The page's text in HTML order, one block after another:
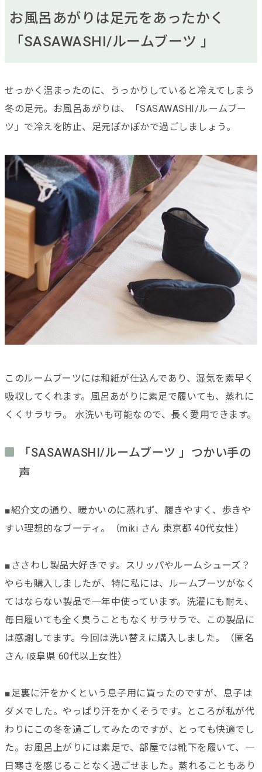
お風呂あがりは足元をあったかく
「SASAWASHI/ルームブーツ 」
せっかく温まったのに、うっかりしていると冷えてしまう
冬の足元。お風呂あがりは、「SASAWASHI/ルームブー
ツ」で冷えを防止、足元ぽかぽかで過ごしましょう。
このルームブーツには和紙が仕込んであり、湿気を素早く
吸収してくれます。風呂あがりに素足で履いても、蒸れに
くくサラサラ。 水洗いも可能なので、長く愛用できます。
「SASAWASHI/ルームブーツ 」つかい手の
声
■紹介文の通り、暖かいのに蒸れず、履きやすく、歩きや
すい理想的なブーティ。（miki さん 東京都 40代女性）
■ささわし製品大好きです。スリッパやルームシューズ？
やらも購入しましたが、特に私には、ルームブーツがなく
てはならない製品で一年中使っています。洗濯にも耐え、
毎日履いても全く臭うこともなくサラサラで、この製品に
は感謝してます。今回は洗い替えに購入しました。（匿名
さん 岐阜県 60代以上女性）
■足裏に汗をかくという息子用に買ったのですが、息子は
ダメでした。やっぱり汗をかくそうです。ところが私が代
わりにこの冬を過ごしてみたのですが、とっても快適でし
た。お風呂上がりには素足で、部屋では靴下を履いて、一
日寒さを感じることなく過ごせました。蒸れることもあり